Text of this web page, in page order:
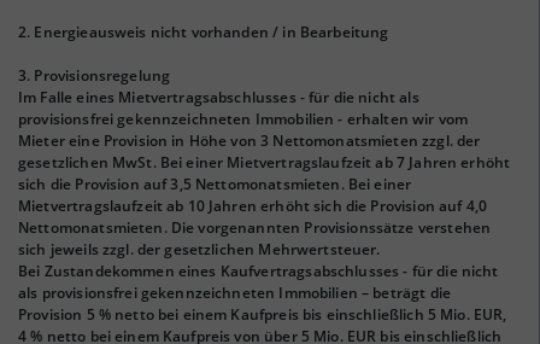
2. Energieausweis nicht vorhanden / in Bearbeitung
3. Provisionsregelung
Im Falle eines Mietvertragsabschlusses - für die nicht als
provisionsfrei gekennzeichneten Immobilien - erhalten wir vom
Mieter eine Provision in Höhe von 3 Nettomonatsmieten zzgl. der
gesetzlichen MwSt. Bei einer Mietvertragslaufzeit ab 7 Jahren erhöht
sich die Provision auf 3,5 Nettomonatsmieten. Bei einer
Mietvertragslaufzeit ab 10 Jahren erhöht sich die Provision auf 4,0
Nettomonatsmieten. Die vorgenannten Provisionssätze verstehen
sich jeweils zzgl. der gesetzlichen Mehrwertsteuer.
Bei Zustandekommen eines Kaufvertragsabschlusses - für die nicht
als provisionsfrei gekennzeichneten Immobilien – beträgt die
Provision 5 % netto bei einem Kaufpreis bis einschließlich 5 Mio. EUR,
4 % netto bei einem Kaufpreis von über 5 Mio. EUR bis einschließlich